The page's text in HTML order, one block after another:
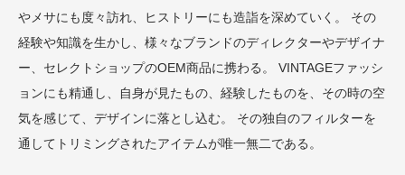
やメサにも度々訪れ、ヒストリーにも造詣を深めていく。 その
経験や知識を生かし、様々なブランドのディレクターやデザイナ
ー、セレクトショップのOEM商品に携わる。 VINTAGEファッシ
ョンにも精通し、自身が見たもの、経験したものを、その時の空
気を感じて、デザインに落とし込む。 その独自のフィルターを
通してトリミングされたアイテムが唯一無二である。